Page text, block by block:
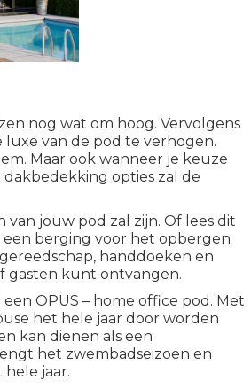
nog wat om hoog. Vervolgens
luxe van de pod te verhogen.
Maar ook wanneer je keuze
opties zal de
jouw pod zal zijn. Of lees dit
een berging voor het opbergen
handdoeken en
gasten kunt ontvangen.
OPUS – home office pod. Met
het hele jaar door worden
kan dienen als een
het zwembadseizoen en
jaar.